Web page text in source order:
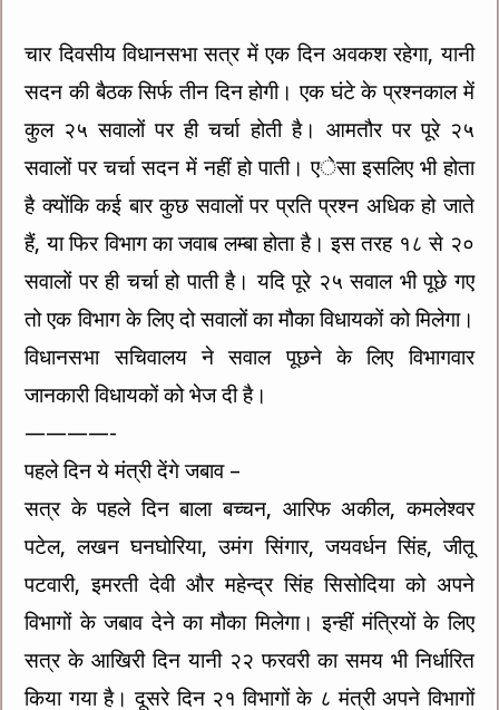
चार दिवसीय विधानसभा सत्र में एक दिन अवकश रहेगा, यानी
सदन की बैठक सिर्फ तीन दिन होगी। एक घंटे के प्रश्नकाल में
कुल २५ सवालों पर ही चर्चा होती है। आमतौर पर पूरे २५
सवालों पर चर्चा सदन में नहीं हो पाती। एेसा इसलिए भी होता
है क्योंकि कई बार कुछ सवालों पर प्रति प्रश्न अधिक हो जाते
हैं, या फिर विभाग का जवाब लम्बा होता है। इस तरह १८ से २०
सवालों पर ही चर्चा हो पाती है। यदि पूरे २५ सवाल भी पूछे गए
तो एक विभाग के लिए दो सवालों का मौका विधायकों को मिलेगा।
विधानसभा सचिवालय ने सवाल पूछने के लिए विभागवार
जानकारी विधायकों को भेज दी है।
————-
पहले दिन ये मंत्री देंगे जबाव –
सत्र के पहले दिन बाला बच्चन, आरिफ अकील, कमलेश्वर
पटेल, लखन घनघोरिया, उमंग सिंगार, जयवर्धन सिंह, जीतू
पटवारी, इमरती देवी और महेन्द्र सिंह सिसोदिया को अपने
विभागों के जबाव देने का मौका मिलेगा। इन्हीं मंत्रियों के लिए
सत्र के आखिरी दिन यानी २२ फरवरी का समय भी निर्धारित
किया गया है। दूसरे दिन २१ विभागों के ८ मंत्री अपने विभागों